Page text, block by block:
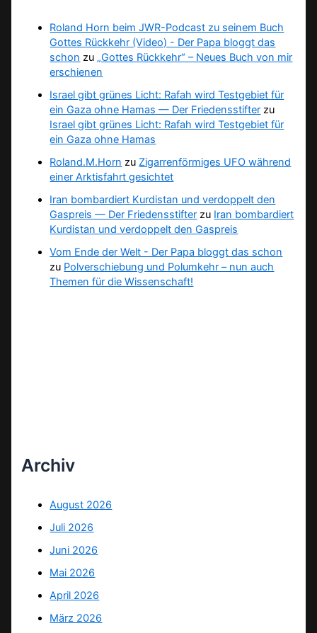
Roland Horn beim JWR-Podcast zu seinem Buch
Gottes Rückkehr (Video) - Der Papa bloggt das
schon zu „Gottes Rückkehr“ – Neues Buch von mir
erschienen
Israel gibt grünes Licht: Rafah wird Testgebiet für
ein Gaza ohne Hamas — Der Friedensstifter zu
Israel gibt grünes Licht: Rafah wird Testgebiet für
ein Gaza ohne Hamas
Roland.M.Horn zu Zigarrenförmiges UFO während
einer Arktisfahrt gesichtet
Iran bombardiert Kurdistan und verdoppelt den
Gaspreis — Der Friedensstifter zu Iran bombardiert
Kurdistan und verdoppelt den Gaspreis
Vom Ende der Welt - Der Papa bloggt das schon
zu Polverschiebung und Polumkehr – nun auch
Themen für die Wissenschaft!
Archiv
August 2026
Juli 2026
Juni 2026
Mai 2026
April 2026
März 2026